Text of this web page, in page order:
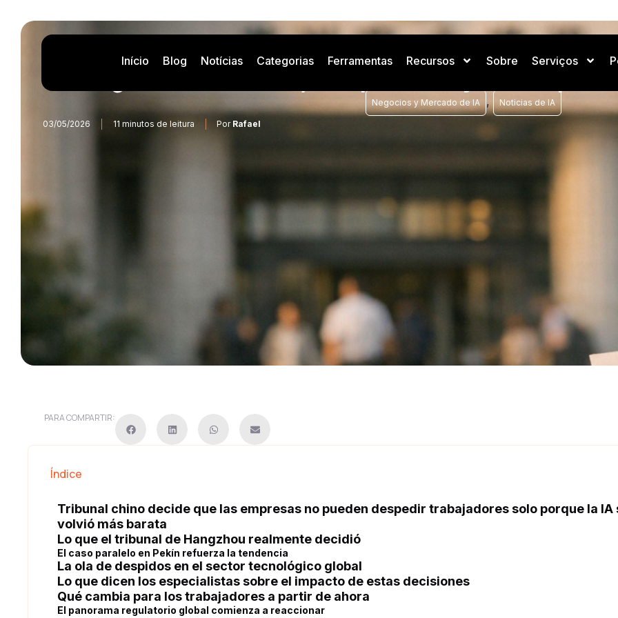
Início Blog Notícias Categorias Ferramentas Recursos Sobre Serviços
Inteligencia artificial y despidos: la justicia
Negocios y Mercado de IA , Noticias de IA
03/05/2026 11 minutos de leitura Por Rafael
PARA COMPARTIR:
Índice
Tribunal chino decide que las empresas no pueden despedir trabajadores solo porque la IA
volvió más barata
Lo que el tribunal de Hangzhou realmente decidió
El caso paralelo en Pekín refuerza la tendencia
La ola de despidos en el sector tecnológico global
Lo que dicen los especialistas sobre el impacto de estas decisiones
Qué cambia para los trabajadores a partir de ahora
El panorama regulatorio global comienza a reaccionar